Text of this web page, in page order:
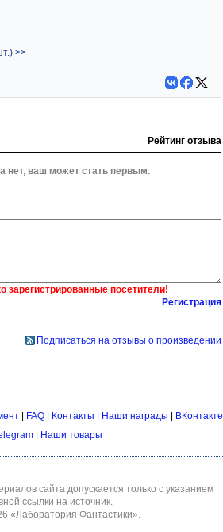
>>
Рейтинг отзыва
нет, ваш может стать первым.
зарегистрированные посетители!
Регистрация
Подписаться на отзывы о произведении
| FAQ| Контакты Наши награды
ВКонтакте
Наши товары
сайта допускается только с указанием
ссылки на источник.
«Лаборатория Фантастики».